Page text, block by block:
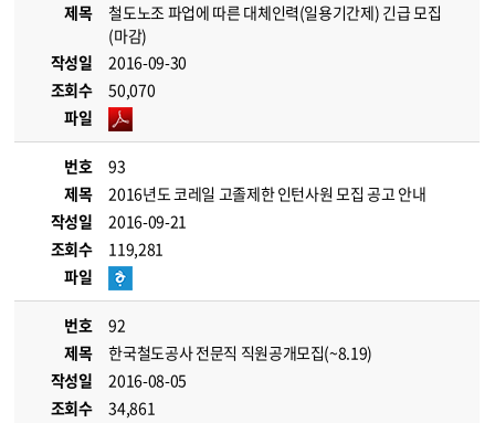
제목
철도노조 파업에 따른 대체인력(일용기간제) 긴급 모집
(마감)
작성일
2016-09-30
조회수
50,070
파일
번호
93
제목
2016년도 코레일 고졸제한 인턴사원 모집 공고 안내
작성일
2016-09-21
조회수
119,281
파일
번호
92
제목
한국철도공사 전문직 직원공개모집(~8.19)
작성일
2016-08-05
조회수
34,861